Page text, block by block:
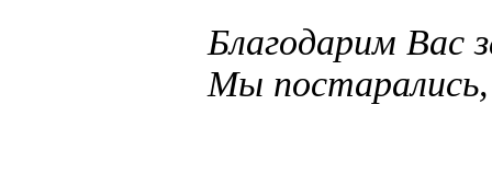
Благодарим Вас
Мы постарались,